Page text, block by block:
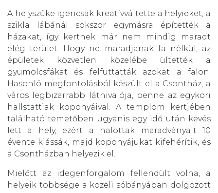
A helyszűke igencsak kreatívvá tette a helyieket, a
szikla lábánál sokszor egymásra építették a
házakat, így kertnek már nem mindig maradt
elég terület. Hogy ne maradjanak fa nélkül, az
épületek közvetlen közelébe ültették a
gyümölcsfákat és felfuttatták azokat a falon.
Hasonló megfontolásból készült el a Csontház, a
város legbizarrabb látnivalója, benne az egykori
hallstattiak koponyáival. A templom kertjében
található temetőben ugyanis egy idő után kevés
lett a hely, ezért a halottak maradványait 10
évente kiássák, majd koponyájukat kifehérítik, és
a Csontházban helyezik el.
Mielőtt az idegenforgalom fellendült volna, a
helyeik többsége a közeli sóbányában dolgozott